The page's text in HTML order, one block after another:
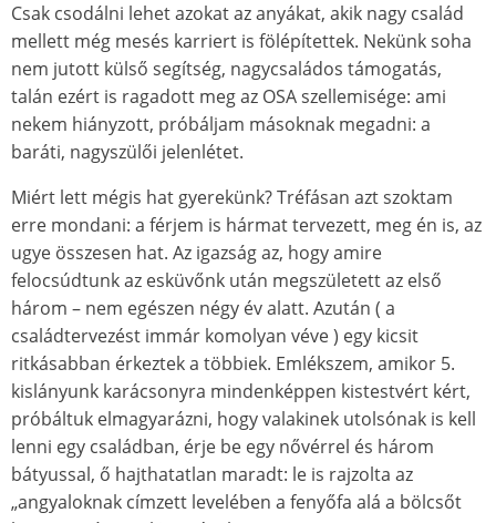
Csak csodálni lehet azokat az anyákat, akik nagy család
mellett még mesés karriert is fölépítettek. Nekünk soha
nem jutott külső segítség, nagycsaládos támogatás,
talán ezért is ragadott meg az OSA szellemisége: ami
nekem hiányzott, próbáljam másoknak megadni: a
baráti, nagyszülői jelenlétet.
Miért lett mégis hat gyerekünk? Tréfásan azt szoktam
erre mondani: a férjem is hármat tervezett, meg én is, az
ugye összesen hat. Az igazság az, hogy amire
felocsúdtunk az esküvőnk után megszületett az első
három – nem egészen négy év alatt. Azután ( a
családtervezést immár komolyan véve ) egy kicsit
ritkásabban érkeztek a többiek. Emlékszem, amikor 5.
kislányunk karácsonyra mindenképpen kistestvért kért,
próbáltuk elmagyarázni, hogy valakinek utolsónak is kell
lenni egy családban, érje be egy nővérrel és három
bátyussal, ő hajthatatlan maradt: le is rajzolta az
„angyaloknak címzett levelében a fenyőfa alá a bölcsőt